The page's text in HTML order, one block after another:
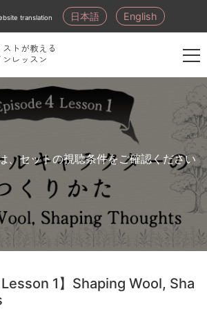
translation 日本語 English
トが教える
レッスン
新
規
会
員
登
録
、セットの視聴条件をご確認ください
Lesson 1】Shaping Wool, Sha